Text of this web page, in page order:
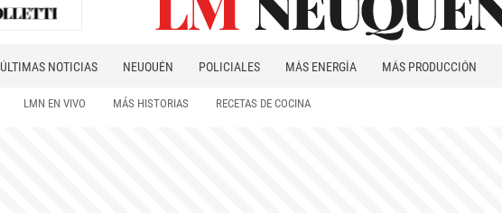
ÚLTIMAS NOTICIAS NEUQUÉN POLICIALES MÁS ENERGÍA MÁS PRODUCCIÓN
LMN EN VIVO MÁS HISTORIAS RECETAS DE COCINA